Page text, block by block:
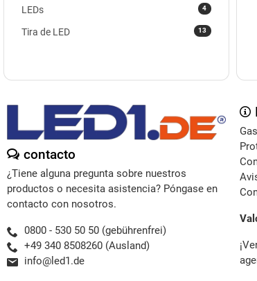
4
LEDs
13
Tira de LED
contacto
¿Tiene alguna pregunta sobre nuestros
productos o necesita asistencia? Póngase en
contacto con nosotros.
0800 - 530 50 50 (gebührenfrei)
+49 340 8508260 (Ausland)
info@led1.de